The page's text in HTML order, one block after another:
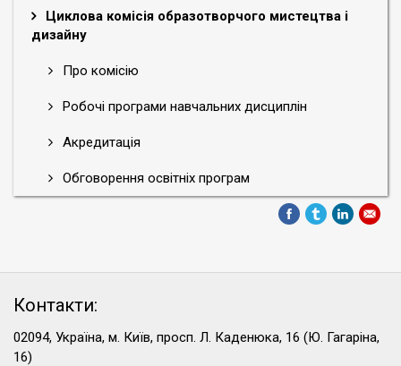
Циклова комісія образотворчого мистецтва і
дизайну
Про комісію
Робочі програми навчальних дисциплін
Акредитація
Обговорення освітніх програм
Контакти:
02094, Україна, м. Київ, просп. Л. Каденюка, 16 (Ю. Гагаріна,
16)